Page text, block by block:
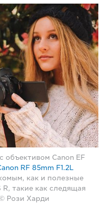
объективом Canon EF
RF 85mm F1.2L
как и полезные
такие как следящая
Рози Харди